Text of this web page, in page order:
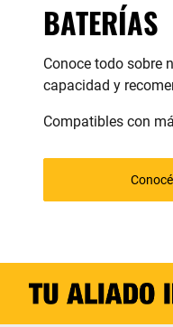
BATERÍAS
Conoce todo sobre
capacidad y
Compatibles con